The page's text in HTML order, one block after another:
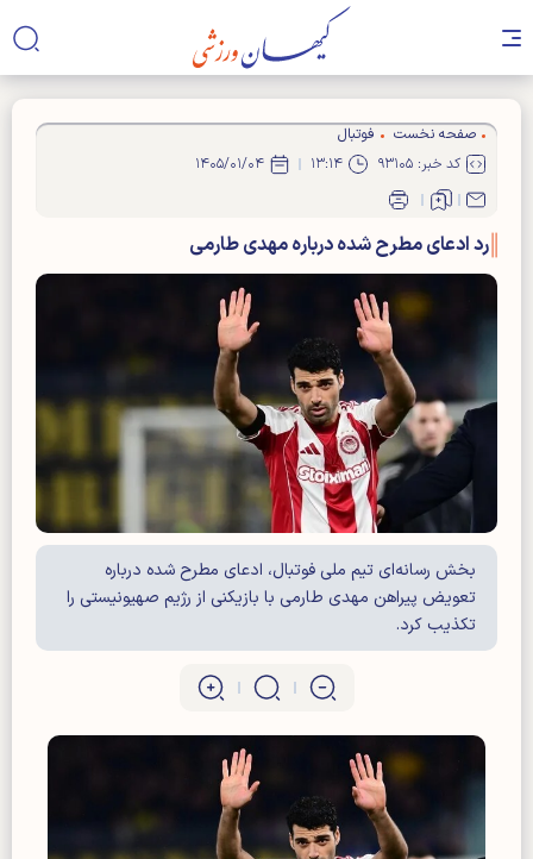
صفحه نخست
فوتبال
کد خبر: ۹۳۱۰۵
۱۳:۱۴ ۱۴۰۵/۰۱/۰۴
رد ادعای مطرح شده درباره مهدی طارمی
بخش رسانه‌ای تیم ملی فوتبال، ادعای مطرح‌ شده درباره
تعویض پیراهن مهدی طارمی با بازیکنی از رژیم صهیونیستی را
تکذیب کرد.